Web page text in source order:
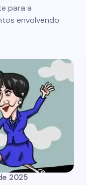
para a
envolvendo
2025